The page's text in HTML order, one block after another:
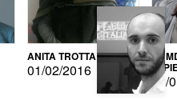
ANITA TROTTA
01/02/2016 DI
15/